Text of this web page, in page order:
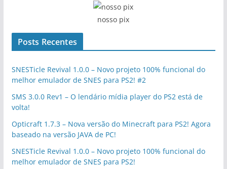
nosso pix
Posts Recentes
SNESTicle Revival 1.0.0 – Novo projeto 100% funcional do
melhor emulador de SNES para PS2! #2
SMS 3.0.0 Rev1 – O lendário mídia player do PS2 está de
volta!
Opticraft 1.7.3 – Nova versão do Minecraft para PS2! Agora
baseado na versão JAVA de PC!
SNESTicle Revival 1.0.0 – Novo projeto 100% funcional do
melhor emulador de SNES para PS2!